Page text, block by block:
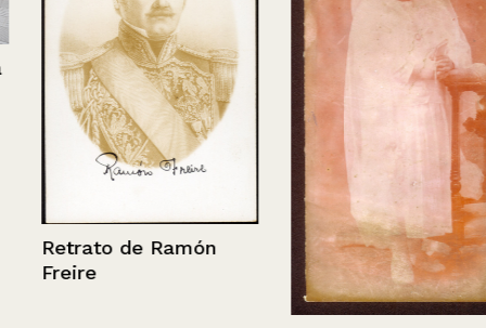
Retrato de Ramón
Freire